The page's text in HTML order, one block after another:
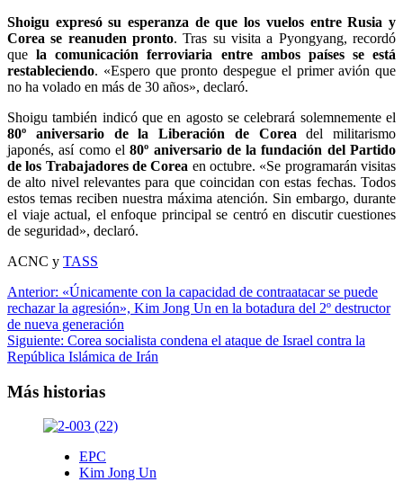
Shoigu expresó su esperanza de que los vuelos entre Rusia y
Corea se reanuden pronto. Tras su visita a Pyongyang, recordó
quela comunicación ferroviaria entre ambos países se está
restableciendo. «Espero que pronto despegue el primer avión que
no ha volado en más de 30 años», declaró.
Shoigu también indicó que en agosto se celebrará solemnemente el
80º aniversario de la Liberación de Corea del militarismo
japonés, así como el80º aniversario de la fundación del Partido
de los Trabajadores de Corea en octubre. «Se programarán visitas
de alto nivel relevantes para que coincidan con estas fechas. Todos
estos temas reciben nuestra máxima atención. Sin embargo, durante
el viaje actual, el enfoque principal se centró en discutir cuestiones
de seguridad», declaró.
ACNC y TASS
Navegación
de
entradas
Anterior: «Únicamente con la capacidad de contraatacar se puede
rechazar la agresión», Kim Jong Un en la botadura del 2º destructor
de nueva generación
Siguiente: Corea socialista condena el ataque de Israel contra la
República Islámica de Irán
Más historias
EPC
Kim Jong Un